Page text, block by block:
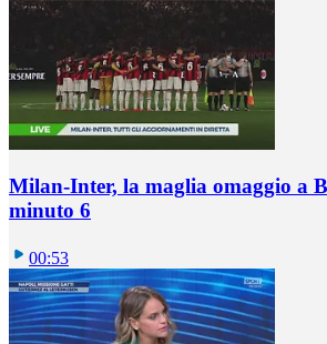
Milan-Inter, la maglia omaggio a
minuto 6
00:53